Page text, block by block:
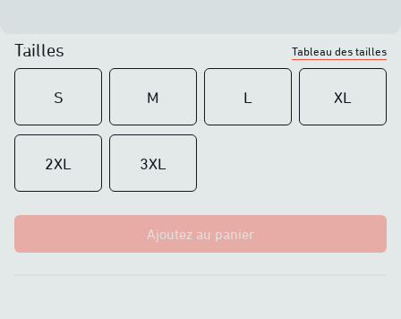
Tailles Tableau des tailles
S M L XL
2XL 3XL
Ajoutez au panier